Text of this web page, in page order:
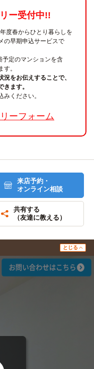
ー受付中!!
度春からひとり暮らしを
の早期申込サービスで
定のマンションを含
。
をお伝えすることで、
ます。
ください。
ーフォーム
来店予約・
オンライン相談
共有する
（友達に教える）
とじる